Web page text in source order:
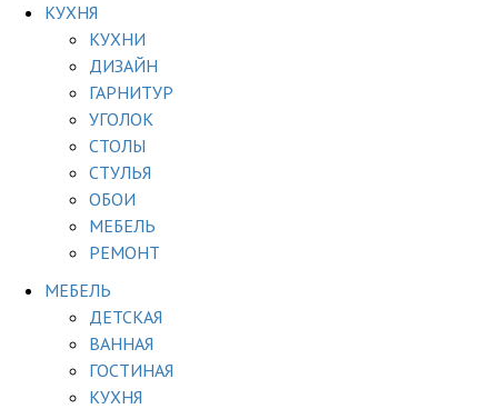
КУХНЯ
КУХНИ
ДИЗАЙН
ГАРНИТУР
УГОЛОК
СТОЛЫ
СТУЛЬЯ
ОБОИ
МЕБЕЛЬ
РЕМОНТ
МЕБЕЛЬ
ДЕТСКАЯ
ВАННАЯ
ГОСТИНАЯ
КУХНЯ